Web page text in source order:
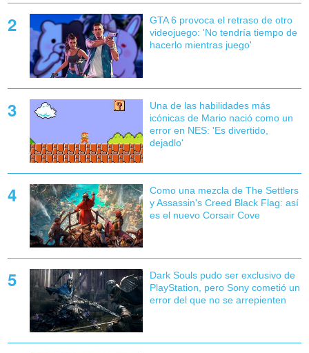
GTA 6 provoca el retraso de otro
videojuego: 'No tendría tiempo de
hacerlo mientras juego'
Una de las habilidades más
icónicas de Mario nació como un
error en NES: 'Es divertido,
dejadlo'
Como una mezcla de The Settlers
y Assassin's Creed Black Flag: así
es el nuevo Corsair Cove
Dark Souls pudo ser exclusivo de
PlayStation, pero Sony cometió un
error del que no se arrepienten